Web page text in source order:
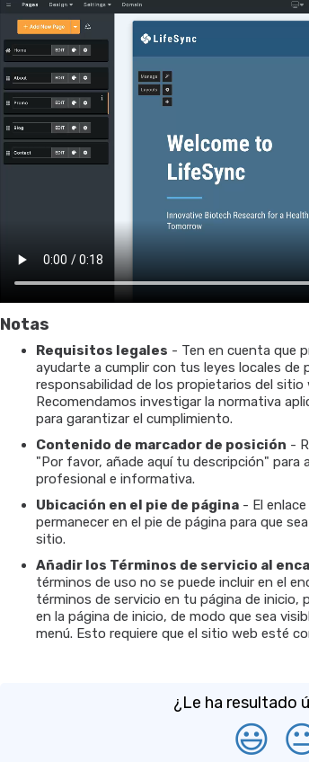
Notas
Requisitos legales - Ten en cuenta que
ayudarte a cumplir con tus leyes locales de
responsabilidad de los propietarios del
Recomendamos investigar la normativa
para garantizar el cumplimiento.
Contenido de marcador de posición -
"Por favor, añade aquí tu descripción" para
profesional e informativa.
Ubicación en el pie de página - El enlace
permanecer en el pie de página para que
sitio.
Añadir los Términos de servicio al
términos de uso no se puede incluir en el
términos de servicio en tu página de inicio,
en la página de inicio, de modo que sea
menú. Esto requiere que el sitio web esté
¿Le ha resultado
😃